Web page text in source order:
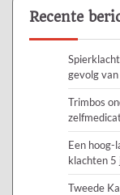
Recente
gevolg
Trimbos
Een hoog-
klachten 5
Tweede